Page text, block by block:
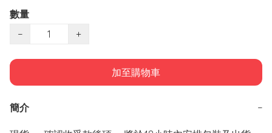
數量
−
+
加至購物車
簡介 −